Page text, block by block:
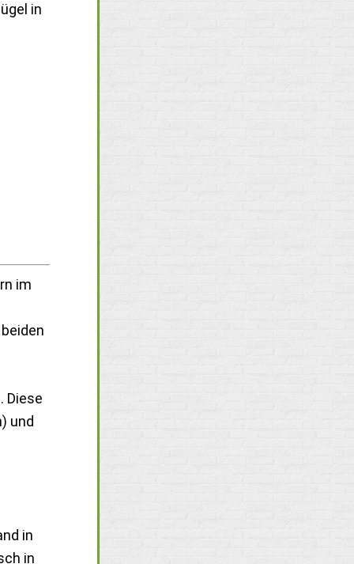
in
im
Diese
und
in
in